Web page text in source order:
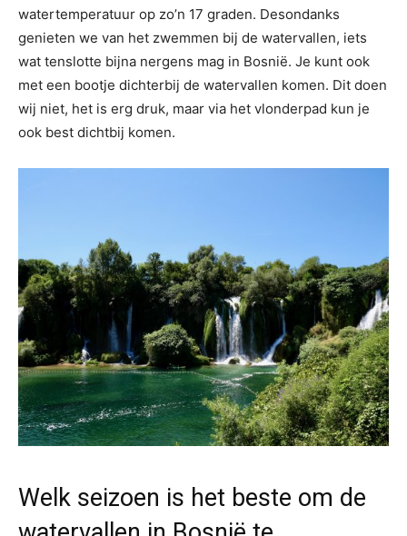
watertemperatuur op zo’n 17 graden. Desondanks
genieten we van het zwemmen bij de watervallen, iets
wat tenslotte bijna nergens mag in Bosnië. Je kunt ook
met een bootje dichterbij de watervallen komen. Dit doen
wij niet, het is erg druk, maar via het vlonderpad kun je
ook best dichtbij komen.
Welk seizoen is het beste om de